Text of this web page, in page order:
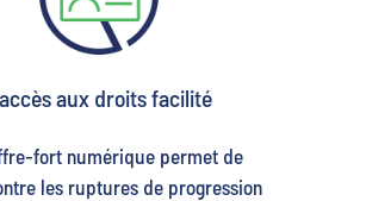
aux droits facilité
fort numérique permet de
les ruptures de progression